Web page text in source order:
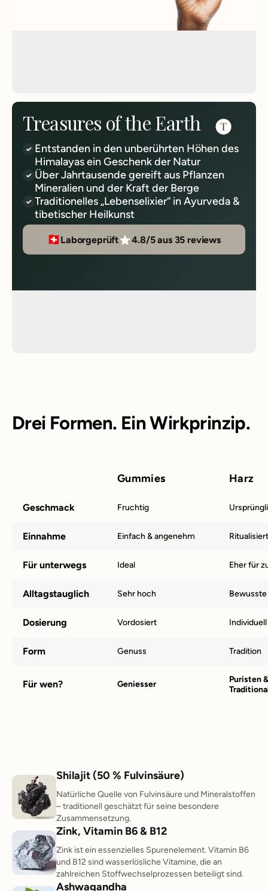
Treasures of the Earth
Entstanden in den unberührten Höhen des
Himalayas ein Geschenk der Natur
Über Jahrtausende gereift aus Pflanzen
Mineralien und der Kraft der Berge
Traditionelles „Lebenselixier“ in Ayurveda &
tibetischer Heilkunst
Laborgeprüft 4.8/5 aus 35 reviews
Drei Formen. Ein Wirkprinzip.
Gummies Harz
Geschmack Fruchtig
Einnahme Einfach & angenehm
Für unterwegs Ideal Eher für
Alltagstauglich Sehr hoch
Dosierung Vordosiert
Form Genuss Tradition
Für wen? Geniesser
Puristen &
Shilajit (50 % Fulvinsäure)
Natürliche Quelle von Fulvinsäure und Mineralstoffen
– traditionell geschätzt für seine besondere
Zusammensetzung.
Zink, Vitamin B6 & B12
Zink ist ein essenzielles Spurenelement. Vitamin B6
und B12 sind wasserlösliche Vitamine, die an
zahlreichen Stoffwechselprozessen beteiligt sind.
Ashwagandha